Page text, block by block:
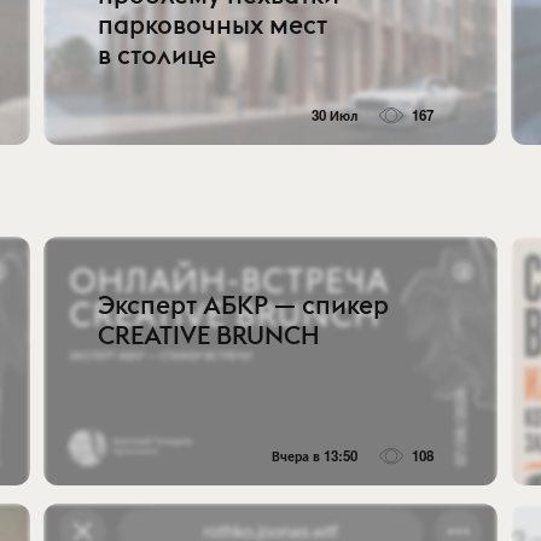
парковочных мест
в столице
30 Июл 167
Эксперт АБКР — спикер
CREATIVE BRUNCH
Вчера в 13:50 108